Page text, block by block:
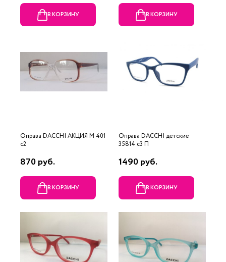
В КОРЗИНУ В КОРЗИНУ
Оправа DACCHI АКЦИЯ М 401
c2
870 руб.
В КОРЗИНУ
Оправа DACCHI детские
35814 c3 П
1490 руб.
В КОРЗИНУ